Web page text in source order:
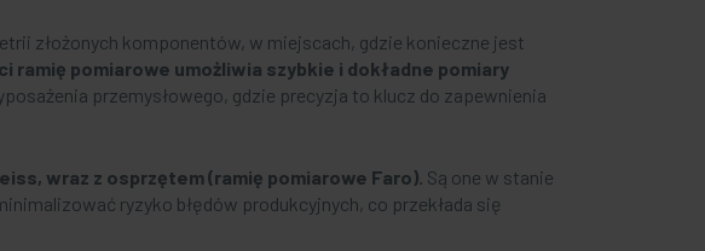
złożonych komponentów, w miejscach, gdzie konieczne jest
ramię pomiarowe umożliwia szybkie i dokładne pomiary
przemysłowego, gdzie precyzja to klucz do zapewnienia
, wraz z osprzętem (ramię pomiarowe Faro). Są one w stanie
ryzyko błędów produkcyjnych, co przekłada się